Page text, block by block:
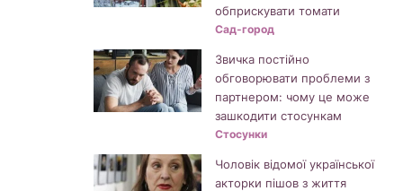
обприскувати томати
Сад-город
Звичка постійно
обговорювати проблеми з
партнером: чому це може
зашкодити стосункам
Стосунки
Чоловік відомої української
акторки пішов з життя